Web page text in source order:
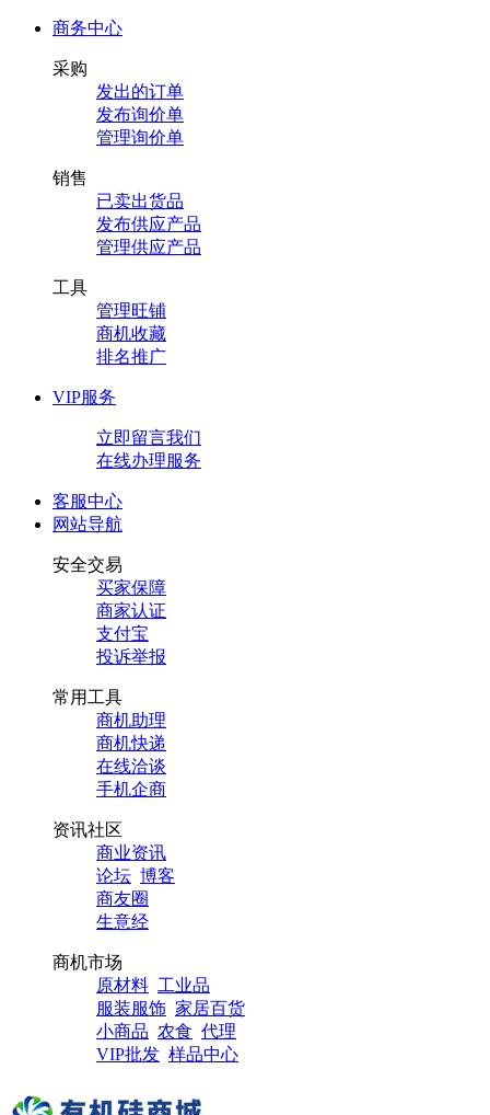
商务中心
采购
发出的订单
发布询价单
管理询价单
销售
已卖出货品
发布供应产品
管理供应产品
工具
管理旺铺
商机收藏
排名推广
VIP服务
立即留言我们
在线办理服务
客服中心
网站导航
安全交易
买家保障
商家认证
支付宝
投诉举报
常用工具
商机助理
商机快递
在线洽谈
手机企商
资讯社区
商业资讯
论坛 博客
商友圈
生意经
商机市场
原材料 工业品
服装服饰 家居百货
小商品 农食 代理
VIP批发 样品中心